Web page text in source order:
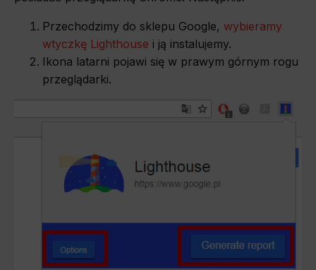
Przechodzimy do sklepu Google, wybieramy
wtyczkę Lighthouse i ją instalujemy.
Ikona latarni pojawi się w prawym górnym rogu
przeglądarki.